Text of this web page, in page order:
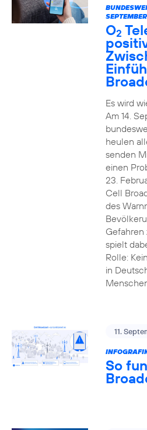
O2
Es wird
Am 14.
heulen
senden
einen
23.
Cell
des
Gefahren
spielt
Rolle:
in
11.
So